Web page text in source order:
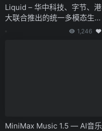
Liquid – 华中科技、字节、港
大联合推出的统一多模态生成
1,246
MiniMax Music 1.5 — AI音乐